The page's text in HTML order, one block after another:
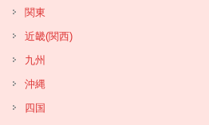
関東
近畿(関西)
九州
沖縄
四国